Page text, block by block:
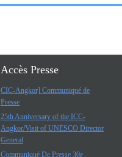
Accès Presse
CIC-Angkor] Communiqué de
Presse
25th Anniversary of the ICC-
Angkor/Visit of UNESCO Director
General
Communiqué De Presse 30e